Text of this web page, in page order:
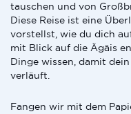
tauschen und von
Diese Reise ist eine
vorstellst, wie du dich
mit Blick auf die Ägäis
Dinge wissen, damit
verläuft.
Fangen wir mit dem